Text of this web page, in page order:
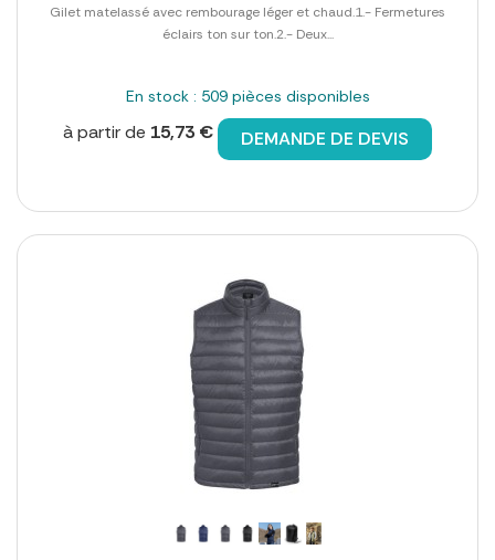
Gilet matelassé avec rembourage léger et chaud.1.- Fermetures
éclairs ton sur ton.2.- Deux...
En stock : 509 pièces disponibles
à partir de 15,73 € DEMANDE DE DEVIS